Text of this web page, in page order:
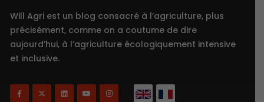
Will Agri est un blog consacré à l’agriculture, plus
précisément, comme on a coutume de dire
aujourd’hui, à l’agriculture écologiquement intensive
et inclusive.